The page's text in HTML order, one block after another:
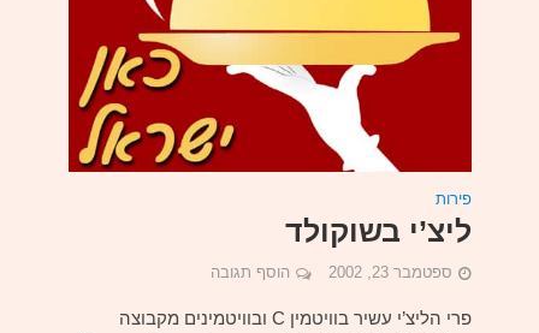
פירות
ליצ’י בשוקולד
ספטמבר 23, 2002 הוסף תגובה
פרי הליצ’י עשיר בוויטמין C ובוויטמינים מקבוצה